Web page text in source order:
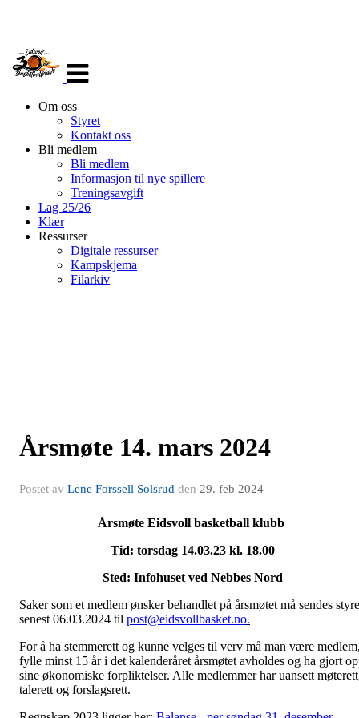
navigasjon
Om oss
Styret
Kontakt oss
Bli medlem
Bli medlem
Informasjon til nye spillere
Treningsavgift
Lag 25/26
Klær
Ressurser
Digitale ressurser
Kampskjema
Filarkiv
Årsmøte 14. mars 2024
Postet av Lene Forssell Solsrud den 29. feb 2024
Årsmøte Eidsvoll basketball klubb
Tid: torsdag 14.03.23 kl. 18.00
Sted: Infohuset ved Nebbes Nord
Saker som et medlem ønsker behandlet på årsmøtet må sendes
senest 06.03.2024 til post@eidsvollbasket.no.
For å ha stemmerett og kunne velges til verv må man være
fylle minst 15 år i det kalenderåret årsmøtet avholdes og ha gjort
sine økonomiske forpliktelser. Alle medlemmer har uansett
talerett og forslagsrett.